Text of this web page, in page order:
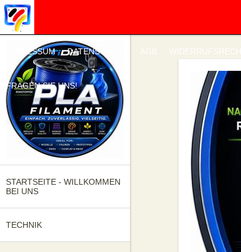
IMPRESSUM DATENSCHUTZ AGB
FRAGEN SIE UNS!
STARTSEITE - WILLKOMMEN
BEI UNS
TECHNIK